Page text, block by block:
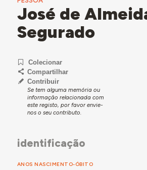
José de
Segurado
Colecionar
Compartilhar
Contribuir
Se tem alguma memória ou
informação relacionada com
este registo, por favor envie-
nos o seu contributo.
identificação
ANOS NASCIMENTO-ÓBITO